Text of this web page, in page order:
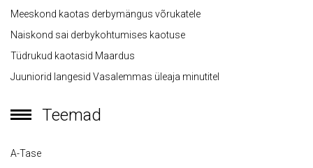
Meeskond kaotas derbymängus võrukatele
Naiskond sai derbykohtumises kaotuse
Tüdrukud kaotasid Maardus
Juuniorid langesid Vasalemmas üleaja minutitel
Teemad
A-Tase